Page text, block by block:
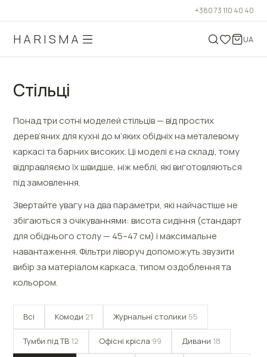
+380 73 110 40 40
HARISMA UA
Стільці
Понад три сотні моделей стільців — від простих
дерев’яних для кухні до м’яких обідніх на металевому
каркасі та барних високих. Ці моделі є на складі, тому
відправляємо їх швидше, ніж меблі, які виготовляються
під замовлення.
Звертайте увагу на два параметри, які найчастіше не
збігаються з очікуваннями: висота сидіння (стандарт
для обіднього столу — 45–47 см) і максимальне
навантаження. Фільтри ліворуч допоможуть звузити
вибір за матеріалом каркаса, типом оздоблення та
кольором.
Всі Комоди 21 Журнальні столики 55
Тумби під ТВ 12 Офісні крісла 99 Дивани 18